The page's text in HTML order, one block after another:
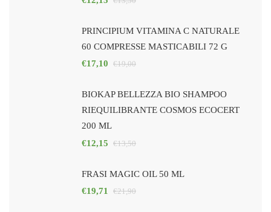
PRINCIPIUM VITAMINA C NATURALE
60 COMPRESSE MASTICABILI 72 G
€17,10 €19,00
BIOKAP BELLEZZA BIO SHAMPOO
RIEQUILIBRANTE COSMOS ECOCERT
200 ML
€12,15 €13,50
FRASI MAGIC OIL 50 ML
€19,71 €21,90